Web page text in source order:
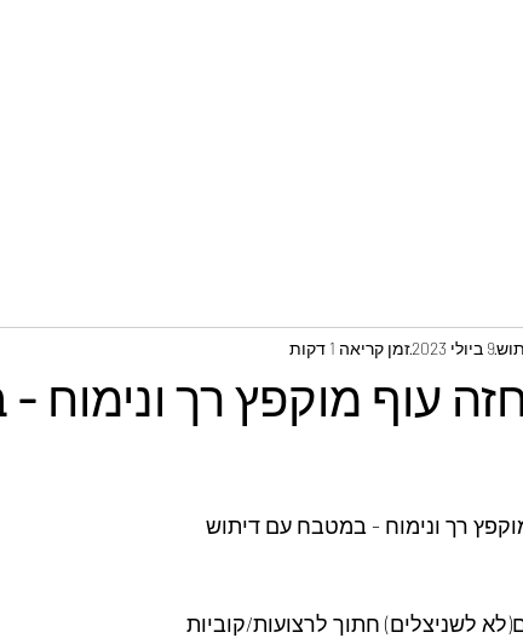
עוף מוקפץ רך
9 ביולי 2023 זמן קריאה 1 דקות
רך ונימוח - במטבח עם דיתוש
לשניצלים) חתוך לרצועות/קוביות